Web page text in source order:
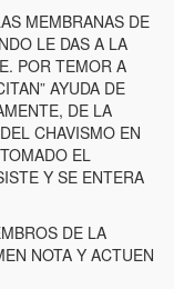
MEMBRANAS DE
LE DAS A LA
POR TEMOR A
AYUDA DE
DE LA
CHAVISMO EN
EL
Y SE ENTERA
DE LA
NOTA Y ACTUEN